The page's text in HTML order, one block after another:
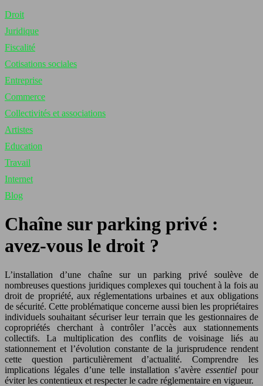
Droit
Juridique
Fiscalité
Cotisations sociales
Entreprise
Commerce
Collectivités et associations
Artistes
Education
Travail
Internet
Blog
Chaîne sur parking privé :
avez-vous le droit ?
L’installation d’une chaîne sur un parking privé soulève de
nombreuses questions juridiques complexes qui touchent à la fois au
droit de propriété, aux réglementations urbaines et aux obligations
de sécurité. Cette problématique concerne aussi bien les propriétaires
individuels souhaitant sécuriser leur terrain que les gestionnaires de
copropriétés cherchant à contrôler l’accès aux stationnements
collectifs. La multiplication des conflits de voisinage liés au
stationnement et l’évolution constante de la jurisprudence rendent
cette question particulièrement d’actualité. Comprendre les
implications légales d’une telle installation s’avère essentiel pour
éviter les contentieux et respecter le cadre réglementaire en vigueur.